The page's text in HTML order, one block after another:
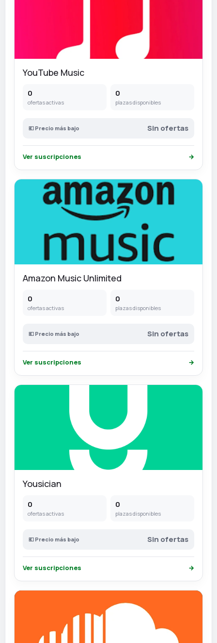
YouTube Music
0
ofertas activas
0
plazas disponibles
💶 Precio más bajo Sin ofertas
Ver suscripciones →
Amazon Music Unlimited
0
ofertas activas
0
plazas disponibles
💶 Precio más bajo Sin ofertas
Ver suscripciones →
Yousician
0
ofertas activas
0
plazas disponibles
💶 Precio más bajo Sin ofertas
Ver suscripciones →